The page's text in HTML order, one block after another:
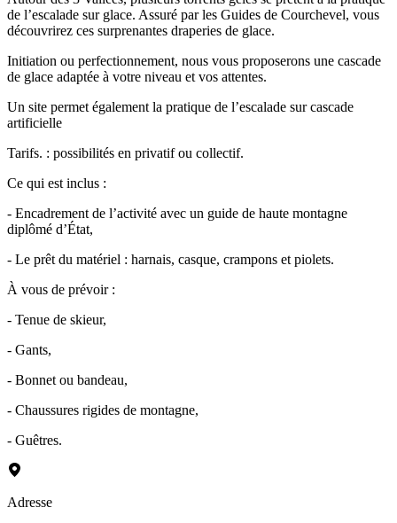
de l’escalade sur glace. Assuré par les Guides de Courchevel, vous
découvrirez ces surprenantes draperies de glace.
Initiation ou perfectionnement, nous vous proposerons une cascade
de glace adaptée à votre niveau et vos attentes.
Un site permet également la pratique de l’escalade sur cascade
artificielle
Tarifs. : possibilités en privatif ou collectif.
Ce qui est inclus :
- Encadrement de l’activité avec un guide de haute montagne
diplômé d’État,
- Le prêt du matériel : harnais, casque, crampons et piolets.
À vous de prévoir :
- Tenue de skieur,
- Gants,
- Bonnet ou bandeau,
- Chaussures rigides de montagne,
- Guêtres.
Adresse